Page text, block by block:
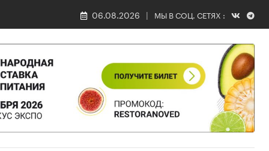
06.08.2026 МЫ В СОЦ. СЕТЯХ :